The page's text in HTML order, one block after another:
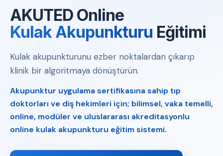
AKUTED Online
Kulak Akupunkturu Eğitimi
Kulak akupunkturunu ezber noktalardan çıkarıp
klinik bir algoritmaya dönüştürün.
Akupunktur uygulama sertifikasına sahip tıp
doktorları ve diş hekimleri için; bilimsel, vaka temelli,
online, modüler ve uluslararası akreditasyonlu
online kulak akupunkturu eğitim sistemi.